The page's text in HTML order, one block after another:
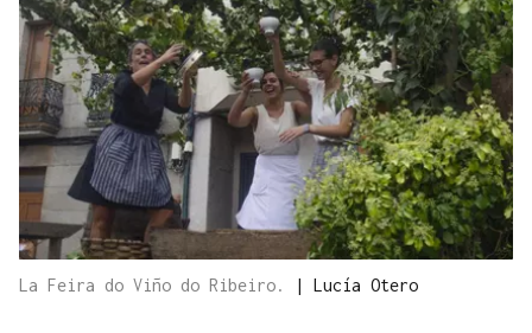
La Feira do Viño do Ribeiro. | Lucía Otero